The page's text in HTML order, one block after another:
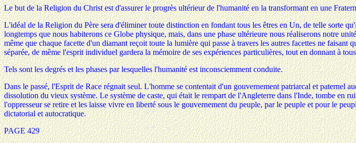
Le but de la Religion du Christ est d'assurer le progrès ultérieur de l'humanité en la transformant en une
L'idéal de la Religion du Père sera d'éliminer toute distinction en fondant tous les êtres en Un, de telle sorte
longtemps que nous habiterons ce Globe physique, mais, dans une phase ultérieure nous réaliserons notre
même que chaque facette d'un diamant reçoit toute la lumière qui passe à travers les autres facettes ne
séparée, de même l'esprit individuel gardera la mémoire de ses expériences particulières, tout en donnant à
Tels sont les degrés et les phases par lesquelles l'humanité est inconsciemment conduite.
Dans le passé, l'Esprit de Race régnait seul. L'homme se contentait d'un gouvernement patriarcal et paternel
dissolution du vieux système. Le système de caste, qui était le rempart de l'Angleterre dans l'Inde, tombe en
l'oppresseur se retire et les laisse vivre en liberté sous le gouvernement du peuple, par le peuple et pour le
dictatorial et autocratique.
PAGE 429